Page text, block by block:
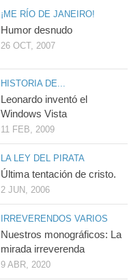
¡ME RÍO DE JANEIRO!
Humor desnudo
26 OCT, 2007
HISTORIA DE...
Leonardo inventó el
Windows Vista
11 FEB, 2009
LA LEY DEL PIRATA
Última tentación de cristo.
2 JUN, 2006
IRREVERENDOS VARIOS
Nuestros monográficos: La
mirada irreverenda
9 ABR, 2020